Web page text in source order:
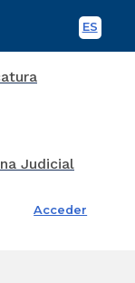
ES
Acceder